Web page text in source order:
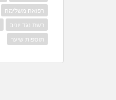
רפואה משלימה
רשת נגד יונים
תוספות שיער